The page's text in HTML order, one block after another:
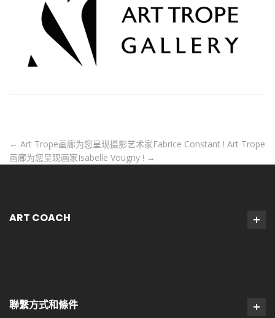
← Art Trope画廊为您呈现摄影艺术家Fabrice Constant ! Art Trope
画廊为您呈现画家Isabelle Vougny ! →
ART COACH
聯繫方式和條件